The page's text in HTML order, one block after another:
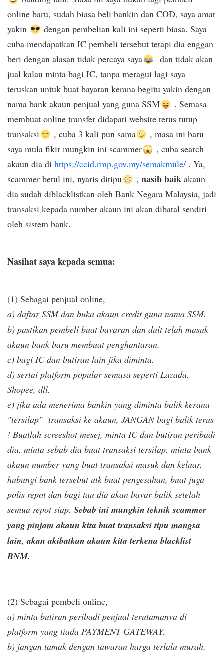
online baru, sudah biasa beli bankin dan COD, saya amat
yakin
dengan pembelian kali ini seperti biasa. Saya
cuba mendapatkan IC pembeli tersebut tetapi dia enggan
beri dengan alasan tidak percaya saya
dan tidak akan
jual kalau minta bagi IC, tanpa meragui lagi saya
teruskan untuk buat bayaran kerana begitu yakin dengan
nama bank akaun penjual yang guna SSM
. Semasa
membuat online transfer didapati website terus tutup
transaksi
, cuba 3 kali pun sama
, masa ini baru
saya mula fikir mungkin ini scammer
, cuba search
akaun dia di https://ccid.rmp.gov.my/semakmule/ . Ya,
scammer betul ini, nyaris ditipu
, nasib baikakaun
dia sudah diblacklistkan oleh Bank Negara Malaysia, jadi
transaksi kepada number akaun ini akan dibatal sendiri
oleh sistem bank.
Nasihat saya kepada semua:
(1) Sebagai penjual online,
a) daftar SSM dan buka akaun credit guna nama SSM.
b) pastikan pembeli buat bayaran dan duit telah masuk
akaun bank baru membuat penghantaran.
c) bagi IC dan butiran lain jika diminta.
d) sertai platform popular semasa seperti Lazada,
Shopee, dll.
e) jika ada menerima bankin yang diminta balik kerana
"tersilap" transaksi ke akaun, JANGAN bagi balik terus
! Buatlah screeshot mesej, minta IC dan butiran peribadi
dia, minta sebab dia buat transaksi tersilap, minta bank
akaun number yang buat transaksi masuk dan keluar,
hubungi bank tersebut utk buat pengesahan, buat juga
polis repot dan bagi tau dia akan bayar balik setelah
semua repot siap. Sebab ini mungkin teknik scammer
yang pinjam akaun kita buat transaksi tipu mangsa
lain, akan akibatkan akaun kita terkena blacklist
BNM.
(2) Sebagai pembeli online,
a) minta butiran peribadi penjual terutamanya di
platform yang tiada PAYMENT GATEWAY.
b) jangan tamak dengan tawaran harga terlalu murah.